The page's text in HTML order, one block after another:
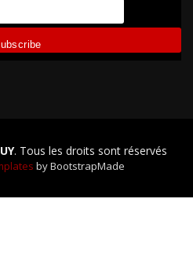
. Tous les droits sont réservés
by BootstrapMade